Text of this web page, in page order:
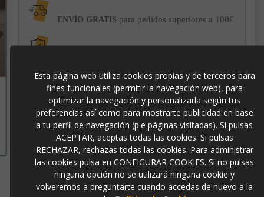
ENVÍO GRATIS para pedidos superiores a 100€
-3% DE DESCUENTO EXTRApara pagos con
transferencia bancaria
01028
Esta página web utiliza cookies propias y de terceros para
fines funcionales (permitir la navegación web), para
optimizar la navegación y personalizarla según tus
preferencias así como para mostrarte publicidad en base
a tu perfil de navegación (p.e páginas visitadas). Si pulsas
ACEPTAR, aceptas todas las cookies. Si pulsas
RECHAZAR, rechazas todas las cookies. Para administrar
las cookies pulsa en CONFIGURAR COOKIES. Si no pulsas
ninguna opción no se utilizará ninguna cookie y
volveremos a preguntarte cuando accedas de nuevo a la